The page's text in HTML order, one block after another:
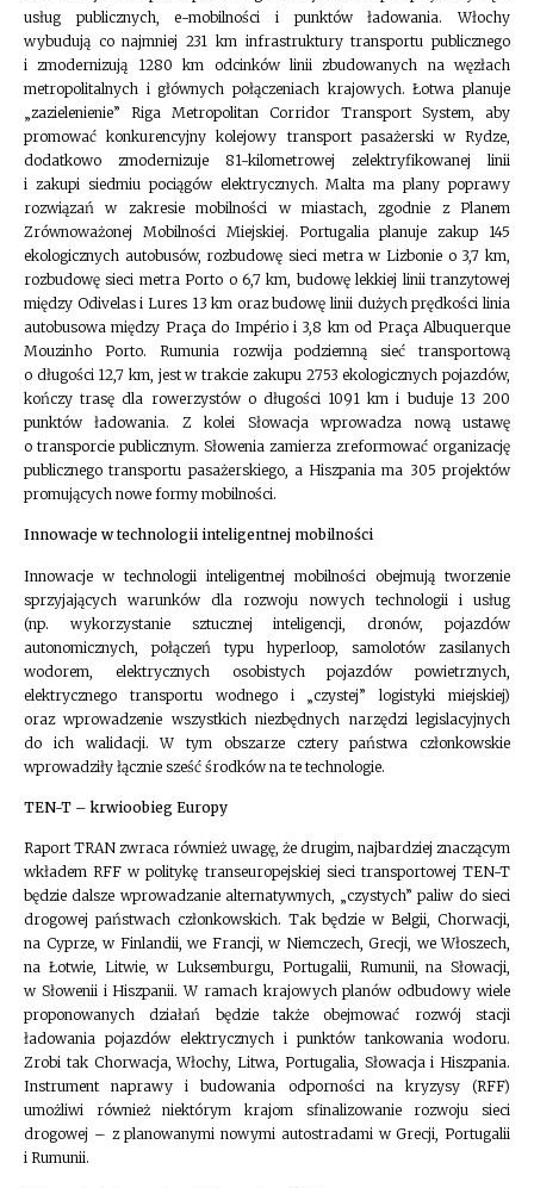
usług publicznych, e-mobilności i punktów ładowania. Włochy
wybudują co najmniej 231 km infrastruktury transportu publicznego
i zmodernizują 1280 km odcinków linii zbudowanych na węzłach
metropolitalnych i głównych połączeniach krajowych. Łotwa planuje
„zazielenienie” Riga Metropolitan Corridor Transport System, aby
promować konkurencyjny kolejowy transport pasażerski w Rydze,
dodatkowo zmodernizuje 81-kilometrowej zelektryfikowanej linii
i zakupi siedmiu pociągów elektrycznych. Malta ma plany poprawy
rozwiązań w zakresie mobilności w miastach, zgodnie z Planem
Zrównoważonej Mobilności Miejskiej. Portugalia planuje zakup 145
ekologicznych autobusów, rozbudowę sieci metra w Lizbonie o 3,7 km,
rozbudowę sieci metra Porto o 6,7 km, budowę lekkiej linii tranzytowej
między Odivelas i Lures 13 km oraz budowę linii dużych prędkości linia
autobusowa między Praça do Império i 3,8 km od Praça Albuquerque
Mouzinho Porto. Rumunia rozwija podziemną sieć transportową
o długości 12,7 km, jest w trakcie zakupu 2753 ekologicznych pojazdów,
kończy trasę dla rowerzystów o długości 1091 km i buduje 13 200
punktów ładowania. Z kolei Słowacja wprowadza nową ustawę
o transporcie publicznym. Słowenia zamierza zreformować organizację
publicznego transportu pasażerskiego, a Hiszpania ma 305 projektów
promujących nowe formy mobilności.
Innowacje w technologii inteligentnej mobilności
Innowacje w technologii inteligentnej mobilności obejmują tworzenie
sprzyjających warunków dla rozwoju nowych technologii i usług
(np. wykorzystanie sztucznej inteligencji, dronów, pojazdów
autonomicznych, połączeń typu hyperloop, samolotów zasilanych
wodorem, elektrycznych osobistych pojazdów powietrznych,
elektrycznego transportu wodnego i „czystej” logistyki miejskiej)
oraz wprowadzenie wszystkich niezbędnych narzędzi legislacyjnych
do ich walidacji. W tym obszarze cztery państwa członkowskie
wprowadziły łącznie sześć środków na te technologie.
TEN-T – krwioobieg Europy
Raport TRAN zwraca również uwagę, że drugim, najbardziej znaczącym
wkładem RFF w politykę transeuropejskiej sieci transportowej TEN-T
będzie dalsze wprowadzanie alternatywnych, „czystych” paliw do sieci
drogowej państwach członkowskich. Tak będzie w Belgii, Chorwacji,
na Cyprze, w Finlandii, we Francji, w Niemczech, Grecji, we Włoszech,
na Łotwie, Litwie, w Luksemburgu, Portugalii, Rumunii, na Słowacji,
w Słowenii i Hiszpanii. W ramach krajowych planów odbudowy wiele
proponowanych działań będzie także obejmować rozwój stacji
ładowania pojazdów elektrycznych i punktów tankowania wodoru.
Zrobi tak Chorwacja, Włochy, Litwa, Portugalia, Słowacja i Hiszpania.
Instrument naprawy i budowania odporności na kryzysy (RFF)
umożliwi również niektórym krajom sfinalizowanie rozwoju sieci
drogowej – z planowanymi nowymi autostradami w Grecji, Portugalii
i Rumunii.